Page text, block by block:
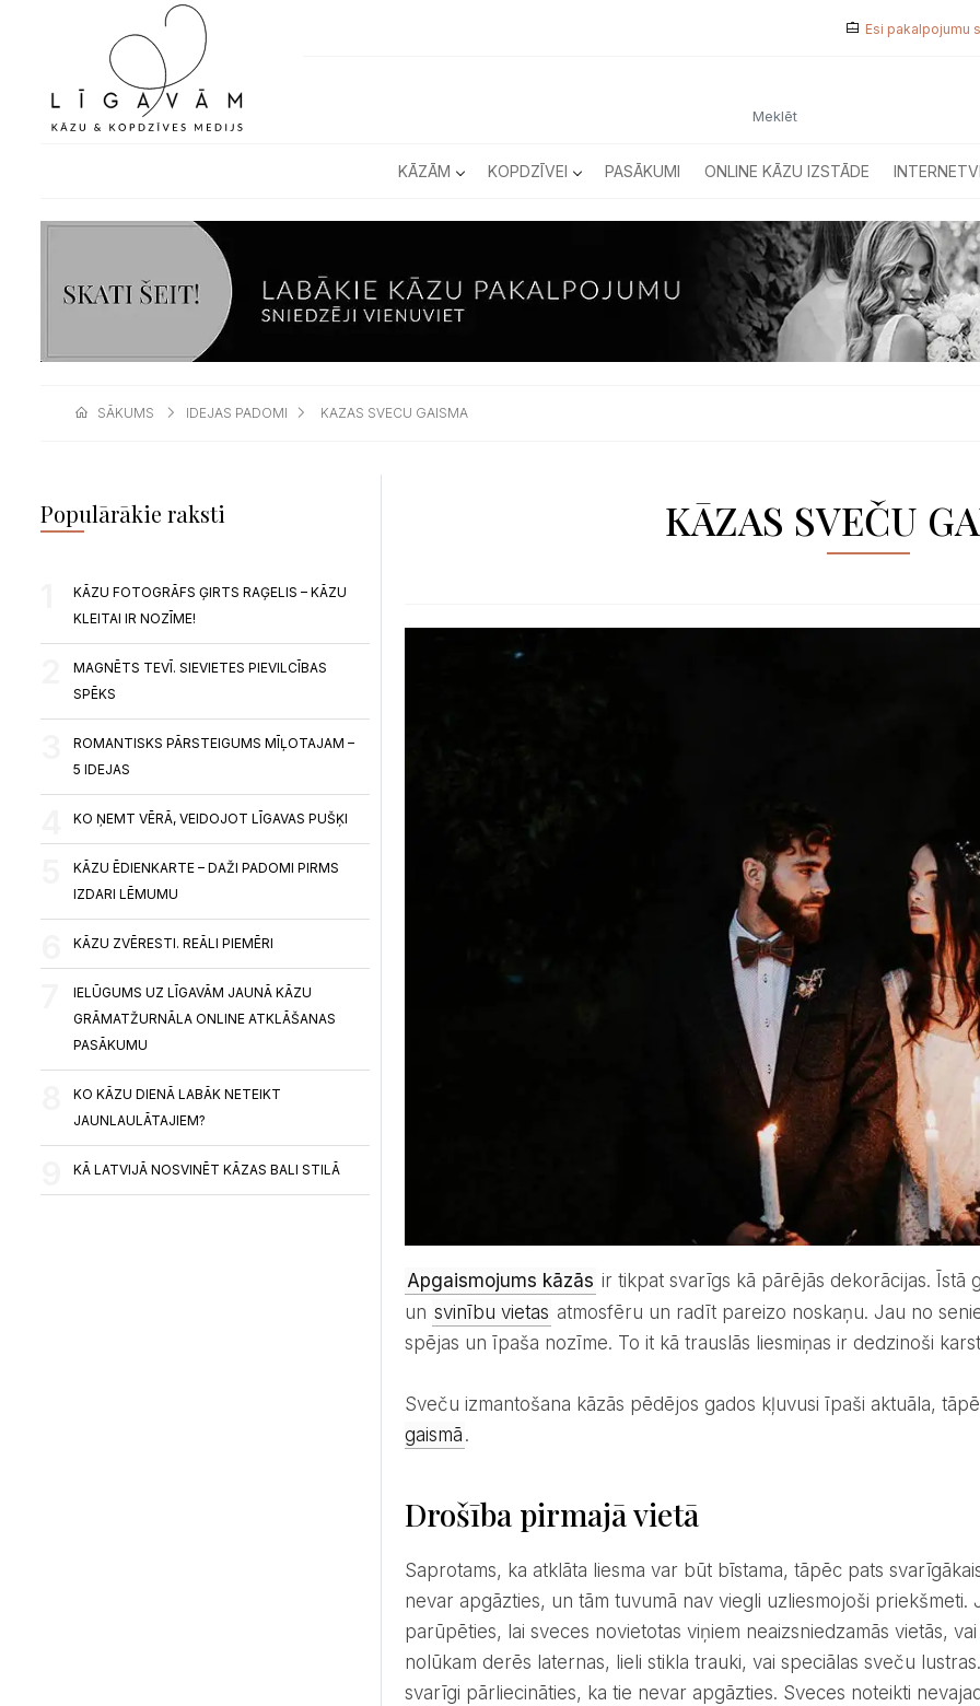
Esi pakalpojumu
KĀZĀM KOPDZĪVEI PASĀKUMI ONLINE KĀZU IZSTĀDE
SĀKUMS IDEJAS PADOMI KAZAS SVECU GAISMA
Populārākie raksti
KĀZU FOTOGRĀFS ĢIRTS RAĢELIS – KĀZU
KLEITAI IR NOZĪME!
MAGNĒTS TEVĪ. SIEVIETES PIEVILCĪBAS
SPĒKS
ROMANTISKS PĀRSTEIGUMS MĪĻOTAJAM –
5 IDEJAS
KO ŅEMT VĒRĀ, VEIDOJOT LĪGAVAS PUŠĶI
KĀZU ĒDIENKARTE – DAŽI PADOMI PIRMS
IZDARI LĒMUMU
KĀZU ZVĒRESTI. REĀLI PIEMĒRI
IELŪGUMS UZ LĪGAVĀM JAUNĀ KĀZU
GRĀMATŽURNĀLA ONLINE ATKLĀŠANAS
PASĀKUMU
KO KĀZU DIENĀ LABĀK NETEIKT
JAUNLAULĀTAJIEM?
KĀ LATVIJĀ NOSVINĒT KĀZAS BALI STILĀ
KĀZAS SVEČU
Apgaismojums kāzās ir tikpat svarīgs kā pārējās dekorācijas. Īstā
un svinību vietas atmosfēru un radīt pareizo noskaņu. Jau no
spējas un īpaša nozīme. To it kā trauslās liesmiņas ir dedzinoši
Sveču izmantošana kāzās pēdējos gados kļuvusi īpaši aktuāla,
gaismā .
Drošība pirmajā vietā
Saprotams, ka atklāta liesma var būt bīstama, tāpēc pats svarīgākais ir pārliecināties, ka sveces ir stabilas,
nevar apgāzties, un tām tuvumā nav viegli uzliesmojoši
parūpēties, lai sveces novietotas viņiem neaizsniedzamās vietās,
nolūkam derēs laternas, lieli stikla trauki, vai speciālas sveču
svarīgi pārliecināties, ka tie nevar apgāzties. Sveces noteikti